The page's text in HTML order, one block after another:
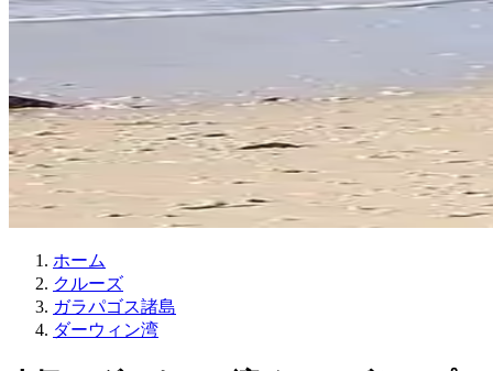
ホーム
クルーズ
ガラパゴス諸島
ダーウィン湾